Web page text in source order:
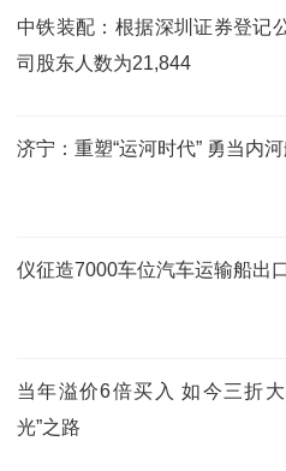
中铁装配：根据深圳证券登记
司股东人数为21,844
济宁：重塑“运河时代” 勇当内
仪征造7000车位汽车运输船出
当年溢价6倍买入 如今三折
光”之路